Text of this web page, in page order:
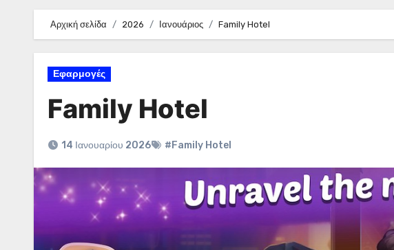
Αρχική σελίδα 2026 Ιανουάριος Family Hotel
Εφαρμογές
Family Hotel
14 Ιανουαρίου 2026 #Family Hotel